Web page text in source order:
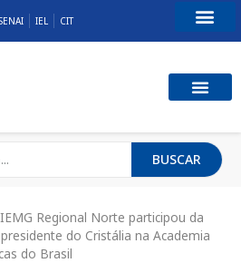
IEL CIT
BUSCAR
Regional Norte participou da
do Cristália na Academia
do Brasil